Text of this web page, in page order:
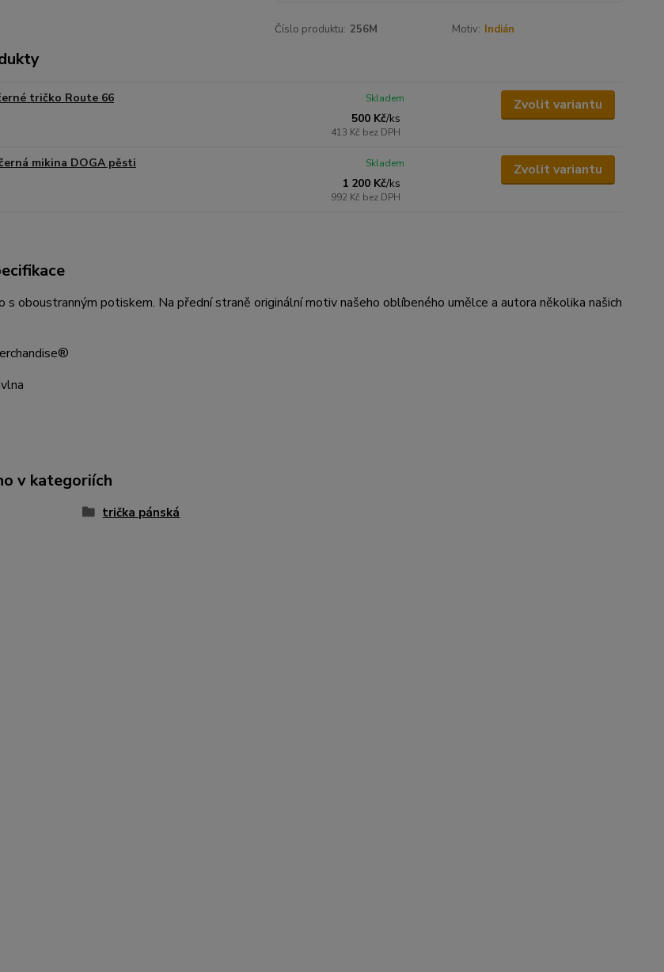
Číslo produktu: 256M Motiv: Indián
tričko Route 66
500 Kč/ks
413 Kč bez DPH
Skladem Zvolit variantu
mikina DOGA pěsti
1 200 Kč/ks
992 Kč bez DPH
Skladem Zvolit variantu
s oboustranným potiskem. Na přední straně originální motiv našeho oblíbeného umělce a autora několika našich
v kategoriích
trička pánská